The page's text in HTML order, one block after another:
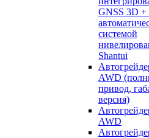
GNSS 3D +
системой
Shantui
AWD
привод,
версия)
AWD